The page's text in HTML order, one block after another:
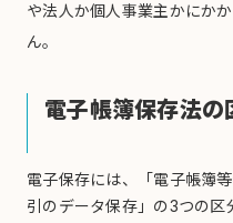
や法人か個人事業主かにか
ん。
電子帳簿保存法の
電子保存には、「電子帳簿
引のデータ保存」の3つの